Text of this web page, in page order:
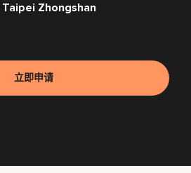
Zhongshan
立即申请